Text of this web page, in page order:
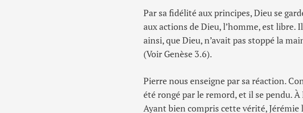
Par sa fidélité aux principes, Dieu se
aux actions de Dieu, l’homme, est
ainsi, que Dieu, n’avait pas stoppé la
(Voir Genèse 3.6).
Pierre nous enseigne par sa réaction.
été rongé par le remord, et il se pendu.
Ayant bien compris cette vérité, Jérémie